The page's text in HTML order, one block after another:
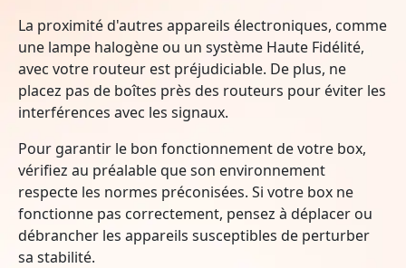
La proximité d'autres appareils électroniques, comme
une lampe halogène ou un système Haute Fidélité,
avec votre routeur est préjudiciable. De plus, ne
placez pas de boîtes près des routeurs pour éviter les
interférences avec les signaux.
Pour garantir le bon fonctionnement de votre box,
vérifiez au préalable que son environnement
respecte les normes préconisées. Si votre box ne
fonctionne pas correctement, pensez à déplacer ou
débrancher les appareils susceptibles de perturber
sa stabilité.